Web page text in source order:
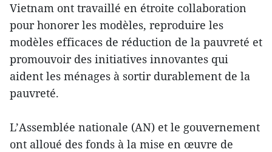
Vietnam ont travaillé en étroite collaboration
pour honorer les modèles, reproduire les
modèles efficaces de réduction de la pauvreté et
promouvoir des initiatives innovantes qui
aident les ménages à sortir durablement de la
pauvreté.
L’Assemblée nationale (AN) et le gouvernement
ont alloué des fonds à la mise en œuvre de